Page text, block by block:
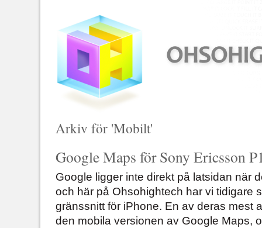
Arkiv för 'Mobilt'
Google Maps för Sony Ericsson
Google ligger inte direkt på latsidan när
och här på Ohsohightech har vi tidigare
gränssnitt för iPhone. En av deras mest
den mobila versionen av Google Maps,